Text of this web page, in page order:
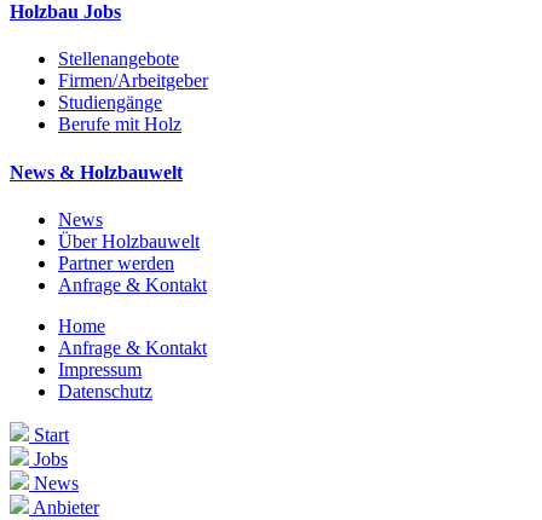
Holzbau Jobs
Stellenangebote
Firmen/Arbeitgeber
Studiengänge
Berufe mit Holz
News & Holzbauwelt
News
Über Holzbauwelt
Partner werden
Anfrage & Kontakt
Home
Anfrage & Kontakt
Impressum
Datenschutz
Start
Jobs
News
Anbieter